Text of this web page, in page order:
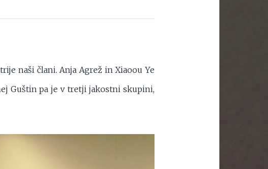
naši člani. Anja Agrež in Xiaoou Ye
Guštin pa je v tretji jakostni skupini,